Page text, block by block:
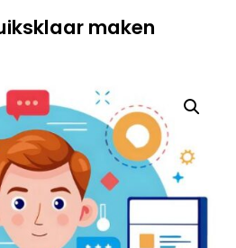
maken